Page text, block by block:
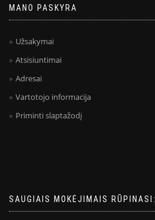
MANO PASKYRA
Užsakymai
Atsisiuntimai
Adresai
Vartotojo informacija
Priminti slaptažodį
SAUGIAIS MOKĖJIMAIS RŪPINASI: